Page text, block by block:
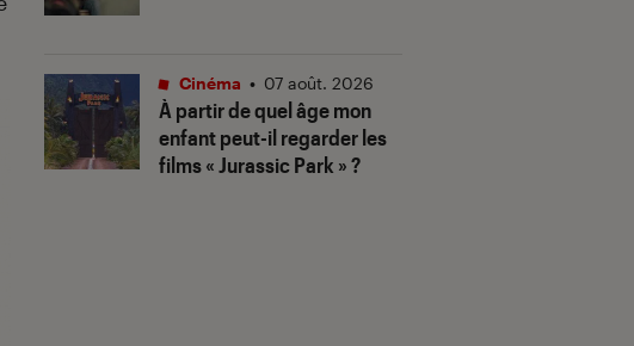
À partir de quel âge mon
enfant peut-il regarder les
films « Jurassic Park » ?
Cinéma • 07 août. 2026